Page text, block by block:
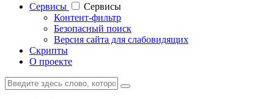
Cервисы
Cервисы
Контент-фильтр
Безопасный поиск
Версия сайта для слабовидящих
Скрипты
О проекте